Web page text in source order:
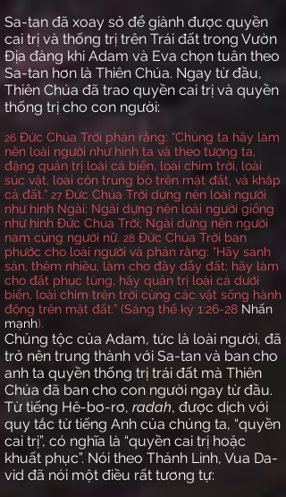
Sa-tan đã xoay sở để giành được quyền
cai trị và thống trị trên Trái đất trong Vườn
Địa đàng khi Adam và Eva chọn tuân theo
Sa-tan hơn là Thiên Chúa. Ngay từ đầu,
Thiên Chúa đã trao quyền cai trị và quyền
thống trị cho con người:
26 Đức Chúa Trời phán rằng: “Chúng ta hãy làm
nên loài người như hình ta và theo tượng ta,
đặng quản trị loài cá biển, loài chim trời, loài
súc vật, loài côn trùng bò trên mặt đất, và khắp
cả đất.” 27 Đức Chúa Trời dựng nên loài người
như hình Ngài; Ngài dựng nên loài người giống
như hình Đức Chúa Trời; Ngài dựng nên người
nam cùng người nữ. 28 Đức Chúa Trời ban
phước cho loài người và phán rằng: “Hãy sanh
sản, thêm nhiều, làm cho đầy dẫy đất; hãy làm
cho đất phục tùng, hãy quản trị loài cá dưới
biển, loài chim trên trời cùng các vật sống hành
động trên mặt đất.” (Sáng thế ký 1:26-28 Nhấn
mạnh).
Chủng tộc của Adam, tức là loài người, đã
trở nên trung thành với Sa-tan và ban cho
anh ta quyền thống trị trái đất mà Thiên
Chúa đã ban cho con người ngay từ đầu.
Từ tiếng Hê-bơ-rơ, radah, được dịch với
quy tắc từ tiếng Anh của chúng ta, “quyền
cai trị”, có nghĩa là “quyền cai trị hoặc
khuất phục”. Nói theo Thánh Linh, Vua Da-
vid đã nói một điều rất tương tự: